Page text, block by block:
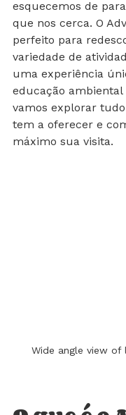
No meio da
esquecemos de
que nos cerca. O
perfeito para
variedade de
uma experiência
educação
vamos explorar
tem a oferecer e
Wide angle view